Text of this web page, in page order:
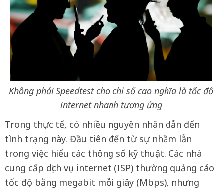
Không phải Speedtest cho chỉ số cao nghĩa là tốc độ
internet nhanh tương ứng
Trong thực tế, có nhiều nguyên nhân dẫn đến
tình trạng này. Đầu tiên đến từ sự nhầm lẫn
trong việc hiểu các thông số kỹ thuật. Các nhà
cung cấp dịch vụ internet (ISP) thường quảng cáo
tốc độ bằng megabit mỗi giây (Mbps), nhưng